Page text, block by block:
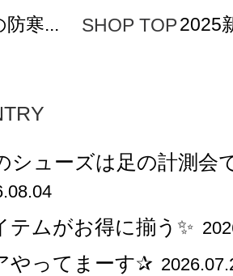
防寒... SHOP TOP2025
シューズは足の計測会
テムがお得に揃う✨
やってまーす✰